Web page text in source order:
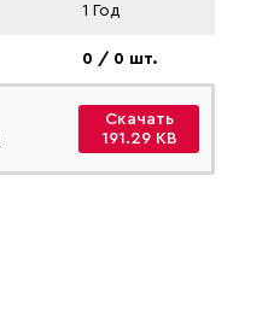
1 Год
0 / 0 шт.
Скачать
191.29 KB